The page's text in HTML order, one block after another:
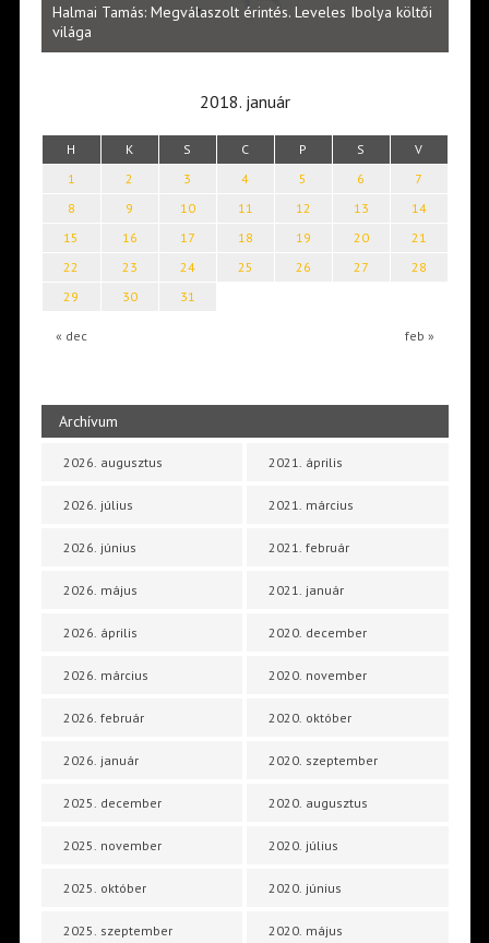
Halmai Tamás: Megválaszolt érintés. Leveles Ibolya költői
világa
2018. január
H K S C P S V
« dec feb »
1 2 3 4 5 6
7
8
9 10 11 12 13
14
15
16 17 18 19 20
21
22
23 24 25 26 27
28
29
30 31
Archívum
2026. augusztus
2026. július
2026. június
2026. május
2026. április
2026. március
2026. február
2026. január
2025. december
2025. november
2025. október
2025. szeptember
2021. április
2021. március
2021. február
2021. január
2020. december
2020. november
2020. október
2020. szeptember
2020. augusztus
2020. július
2020. június
2020. május